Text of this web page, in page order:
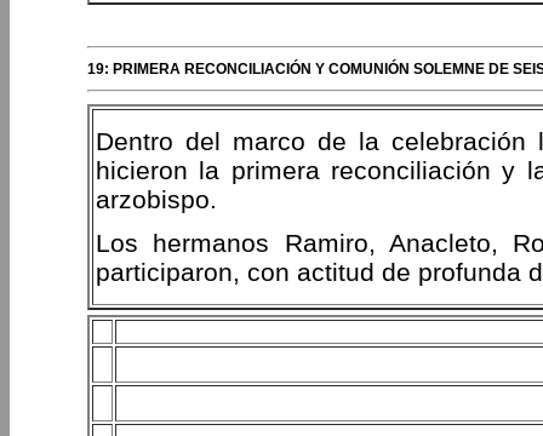
19: PRIMERA RECONCILIACIÓN Y COMUNIÓN SOLEMNE DE
Dentro del marco de la celebración
hicieron la primera reconciliación y
arzobispo.
Los hermanos Ramiro, Anacleto,
participaron, con actitud de profunda